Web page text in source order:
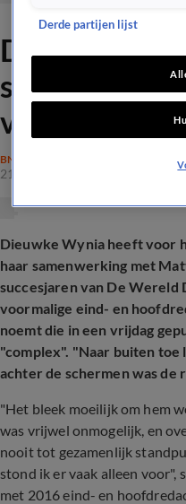
Dieuwke
van
BN'ERS
21 mrt 2025, 16:07
Dieuwke Wynia heeft voor
haar samenwerking met
succesjaren van De Wereld
voormalige eind- en
noemt die in een vrijdag
"complex". "Naar buiten
achter de schermen was de
"Het bleek moeilijk om hem
was vrijwel onmogelijk, en
nooit tot gezamenlijk
stond ik er vaak alleen voor",
met 2016 eind- en
Derde partijen lijst